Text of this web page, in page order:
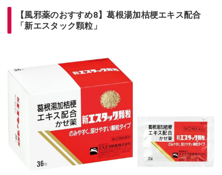
【風邪薬のおすすめ8】葛根湯加桔梗エキス配合
「新エスタック顆粒」